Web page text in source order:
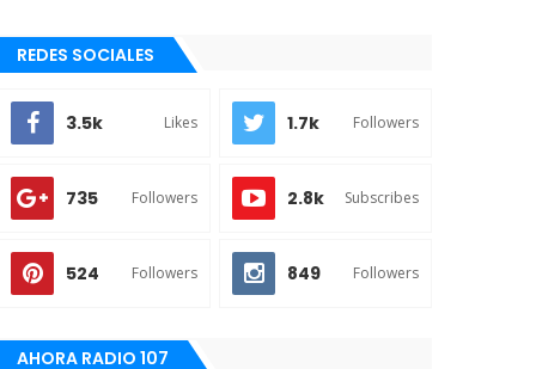
REDES SOCIALES
3.5k Likes 1.7k Followers
735 Followers 2.8k Subscribes
524 Followers 849 Followers
AHORA RADIO 107